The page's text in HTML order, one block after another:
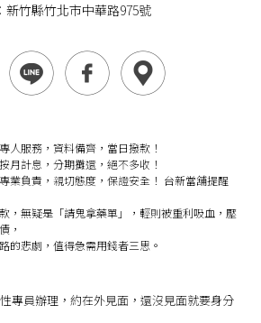
新竹縣竹北市中華路975號
人服務，資料備齊，當日撥款！
月計息，分期攤還，絕不多收！
業負責，親切態度，保證安全！ 台新當舖提醒
，無疑是「請鬼拿藥單」，輕則被重利吸血，壓
，
的悲劇，值得急需用錢者三思。
專員辦理，約在外見面，還沒見面就要身分